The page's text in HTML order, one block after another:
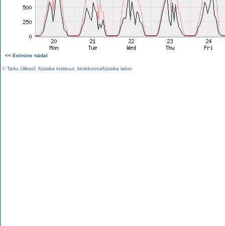
<< Eelmine nädal
©Tartu Ülikool füüsika instituut keskkonnafüüsika labor